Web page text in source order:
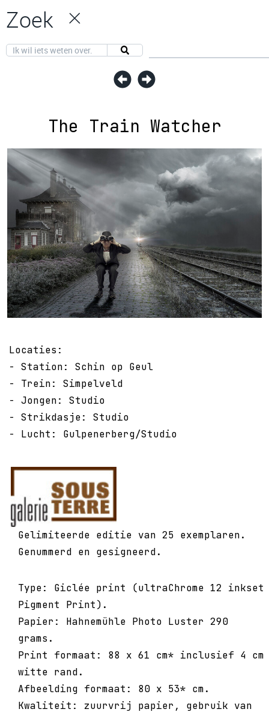
Zoek
The Train Watcher
Locaties:
- Station: Schin op Geul
- Trein: Simpelveld
- Jongen: Studio
- Strikdasje: Studio
- Lucht: Gulpenerberg/Studio
Gelimiteerde editie van 25 exemplaren.
Genummerd en gesigneerd.
Type: Giclée print (ultraChrome 12 inkset
Pigment Print).
Papier: Hahnemühle Photo Luster 290
grams.
Print formaat: 88 x 61 cm* inclusief 4 cm
witte rand.
Afbeelding formaat: 80 x 53* cm.
Kwaliteit: zuurvrij papier, gebruik van